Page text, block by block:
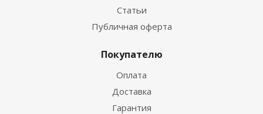
Статьи
Публичная оферта
Покупателю
Оплата
Доставка
Гарантия